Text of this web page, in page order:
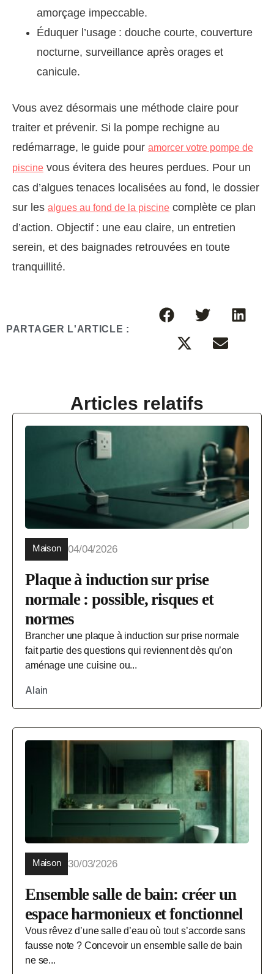
amorçage impeccable.
Éduquer l’usage : douche courte, couverture
nocturne, surveillance après orages et
canicule.
Vous avez désormais une méthode claire pour
traiter et prévenir. Si la pompe rechigne au
redémarrage, le guide pour amorcer votre pompe de
piscine vous évitera des heures perdues. Pour un
cas d’algues tenaces localisées au fond, le dossier
sur les algues au fond de la piscine complète ce plan
d’action. Objectif : une eau claire, un entretien
serein, et des baignades retrouvées en toute
tranquillité.
PARTAGER L'ARTICLE :
Articles relatifs
Maison 04/04/2026
Plaque à induction sur prise
normale : possible, risques et
normes
Brancher une plaque à induction sur prise normale
fait partie des questions qui reviennent dès qu’on
aménage une cuisine ou...
Alain
Maison 30/03/2026
Ensemble salle de bain: créer un
espace harmonieux et fonctionnel
Vous rêvez d’une salle d’eau où tout s’accorde sans
fausse note ? Concevoir un ensemble salle de bain
ne se...